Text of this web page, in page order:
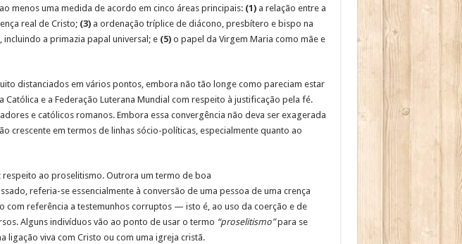
menos uma medida de acordo em cinco áreas principais:(1)a relação entre a
real de Cristo; (3)a ordenação tríplice de diácono, presbítero e bispo na
a primazia papal universal; e (5) o papel da Virgem Maria como mãe e
distanciados em vários pontos, embora não tão longe como pareciam estar
e a Federação Luterana Mundial com respeito à justificação pela fé.
e católicos romanos. Embora essa convergência não deva ser exagerada
crescente em termos de linhas sócio-políticas, especialmente quanto ao
respeito ao proselitismo. Outrora um termo de boa
referia-se essencialmente à conversão de uma pessoa de uma crença
com referência a testemunhos corruptos — isto é, ao uso da coerção e de
Alguns indivíduos vão ao ponto de usar o termo “proselitismo”para se
ligação viva com Cristo ou com uma igreja cristã.